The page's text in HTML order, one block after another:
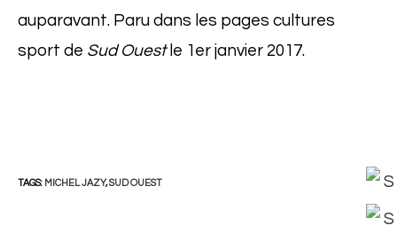
auparavant. Paru dans les pages cultures
sport de Sud Ouestle 1er janvier 2017.
TAGS: MICHEL JAZY,SUD OUEST